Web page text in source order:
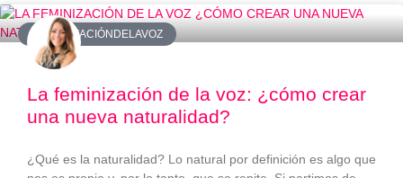
#FEMINIZACIÓNDELAVOZ
La feminización de la voz: ¿cómo crear
una nueva naturalidad?
¿Qué es la naturalidad? Lo natural por definición es algo que